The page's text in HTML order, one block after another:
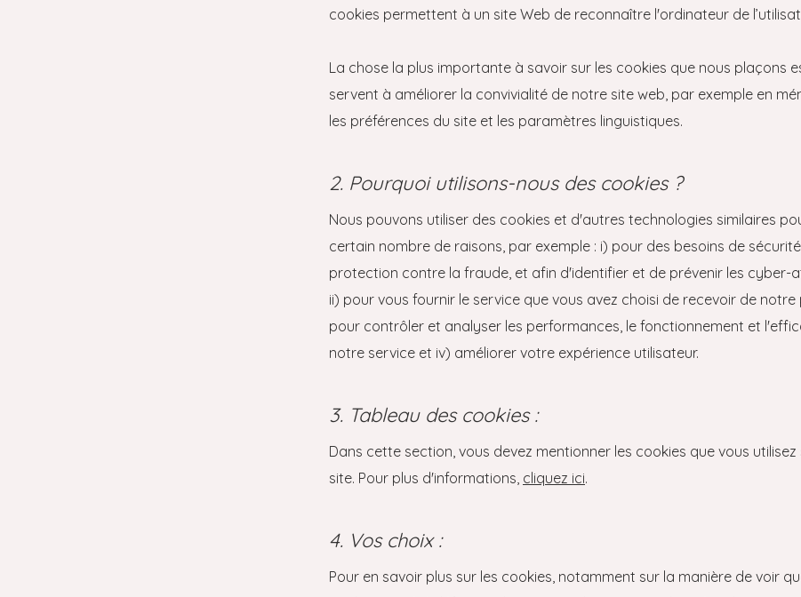
cookies permettent à un site Web de reconnaître l'ordinateur de
La chose la plus importante à savoir sur les cookies que nous plaçons
servent à améliorer la convivialité de notre site web, par exemple en
les préférences du site et les paramètres linguistiques.
2. Pourquoi utilisons-nous des cookies ?
Nous pouvons utiliser des cookies et d'autres technologies similaires
certain nombre de raisons, par exemple : i) pour des besoins de
protection contre la fraude, et afin d'identifier et de prévenir les cyber-
ii) pour vous fournir le service que vous avez choisi de recevoir de notre
pour contrôler et analyser les performances, le fonctionnement et
notre service et iv) améliorer votre expérience utilisateur.
3. Tableau des cookies :
Dans cette section, vous devez mentionner les cookies que vous
site. Pour plus d'informations, cliquez ici.
4. Vos choix :
Pour en savoir plus sur les cookies, notamment sur la manière de voir